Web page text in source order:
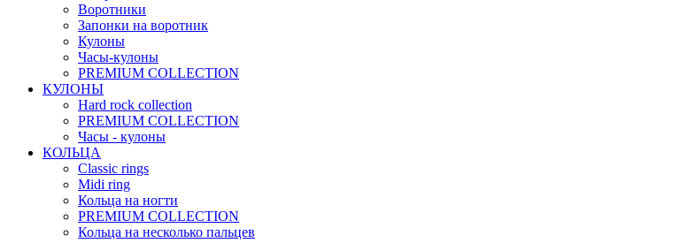
Воротники
Запонки на воротник
Кулоны
Часы-кулоны
PREMIUM COLLECTION
КУЛОНЫ
Hard rock collection
PREMIUM COLLECTION
Часы - кулоны
КОЛЬЦА
Classic rings
Midi ring
Кольца на ногти
PREMIUM COLLECTION
Кольца на несколько пальцев